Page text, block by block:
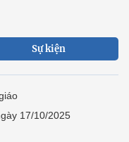
Sự kiện
17/10/2025